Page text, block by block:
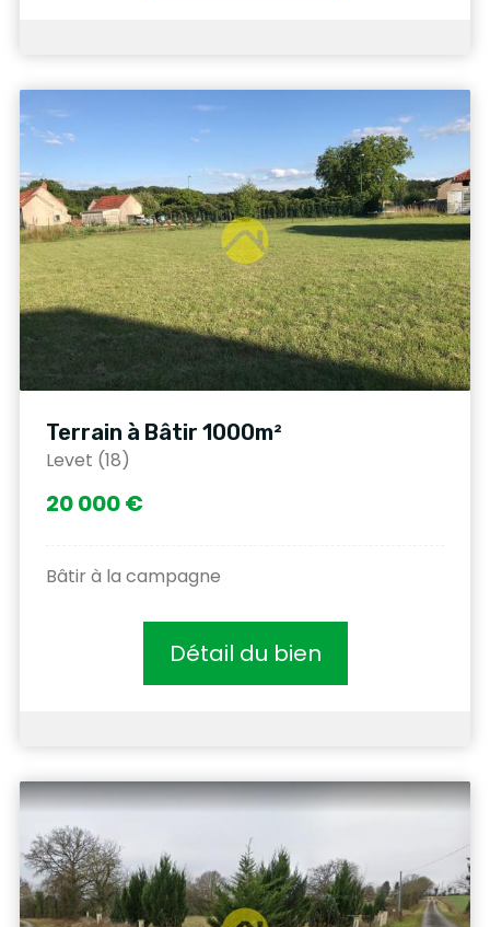
Terrain à Bâtir 1000m²
Levet (18)
20 000 €
Bâtir à la campagne
Détail du bien